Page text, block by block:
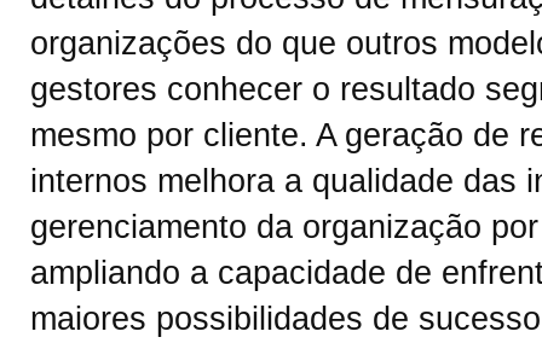
organizações do que outros
gestores conhecer o resultado
mesmo por cliente. A geração de
internos melhora a qualidade das
gerenciamento da organização
ampliando a capacidade de
maiores possibilidades de